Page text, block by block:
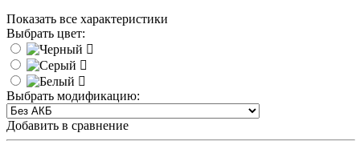
Показать все характеристики
Выбрать цвет:
Выбрать модификацию:
Добавить в сравнение